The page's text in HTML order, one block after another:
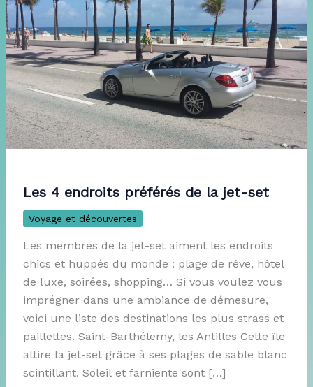
Les 4 endroits préférés de la jet-set
Voyage et découvertes
Les membres de la jet-set aiment les endroits
chics et huppés du monde : plage de rêve, hôtel
de luxe, soirées, shopping… Si vous voulez vous
imprégner dans une ambiance de démesure,
voici une liste des destinations les plus strass et
paillettes. Saint-Barthélemy, les Antilles Cette île
attire la jet-set grâce à ses plages de sable blanc
scintillant. Soleil et farniente sont […]